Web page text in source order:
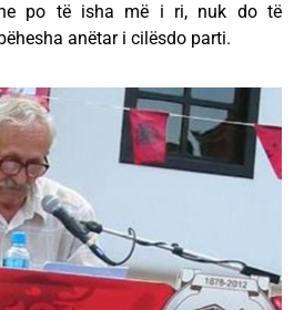
po të isha më i ri, nuk do të
anëtar i cilësdo parti.